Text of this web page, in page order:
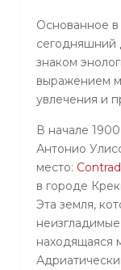
Основанное в
сегодняшний
знаком
выражением
увлечения и
В начале
Антонио
место:
в городе
Эта земля,
находящаяся